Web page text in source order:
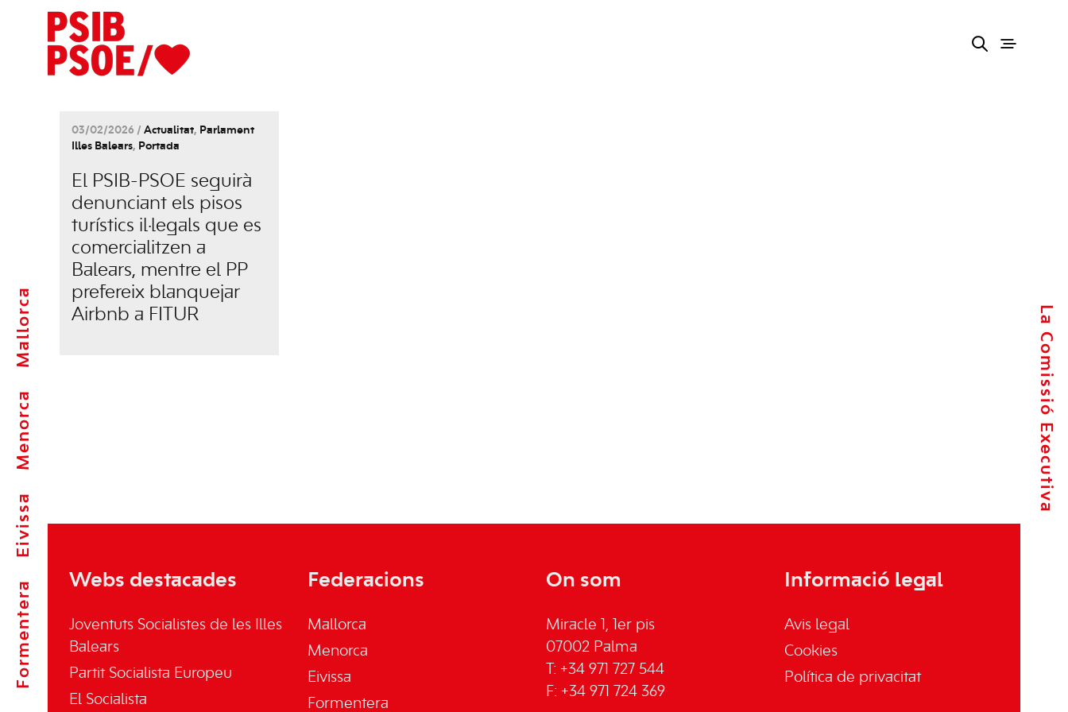
Formentera
Eivissa
Menorca
Mallorca La Comissió Executiva
03/02/2026 / Actualitat, Parlament
Illes Balears, Portada
El PSIB-PSOE seguirà
denunciant els pisos
turístics il·legals que es
comercialitzen a
Balears, mentre el PP
prefereix blanquejar
Airbnb a FITUR
Webs destacades
Joventuts Socialistes de les Illes
Balears
Partit Socialista Europeu
El Socialista
Federacions
Mallorca
Menorca
Eivissa
Formentera
On som
Miracle 1, 1er pis
07002 Palma
T: +34 971 727 544
F: +34 971 724 369
Informació legal
Avis legal
Cookies
Política de privacitat